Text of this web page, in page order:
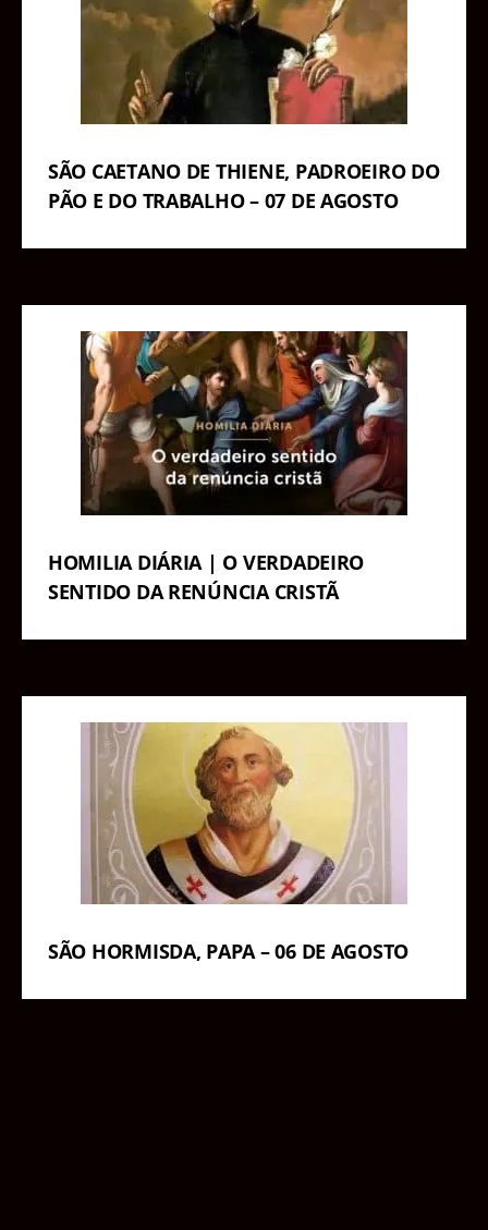
SÃO CAETANO DE THIENE, PADROEIRO DO
PÃO E DO TRABALHO – 07 DE AGOSTO
HOMILIA DIÁRIA | O VERDADEIRO
SENTIDO DA RENÚNCIA CRISTÃ
SÃO HORMISDA, PAPA – 06 DE AGOSTO